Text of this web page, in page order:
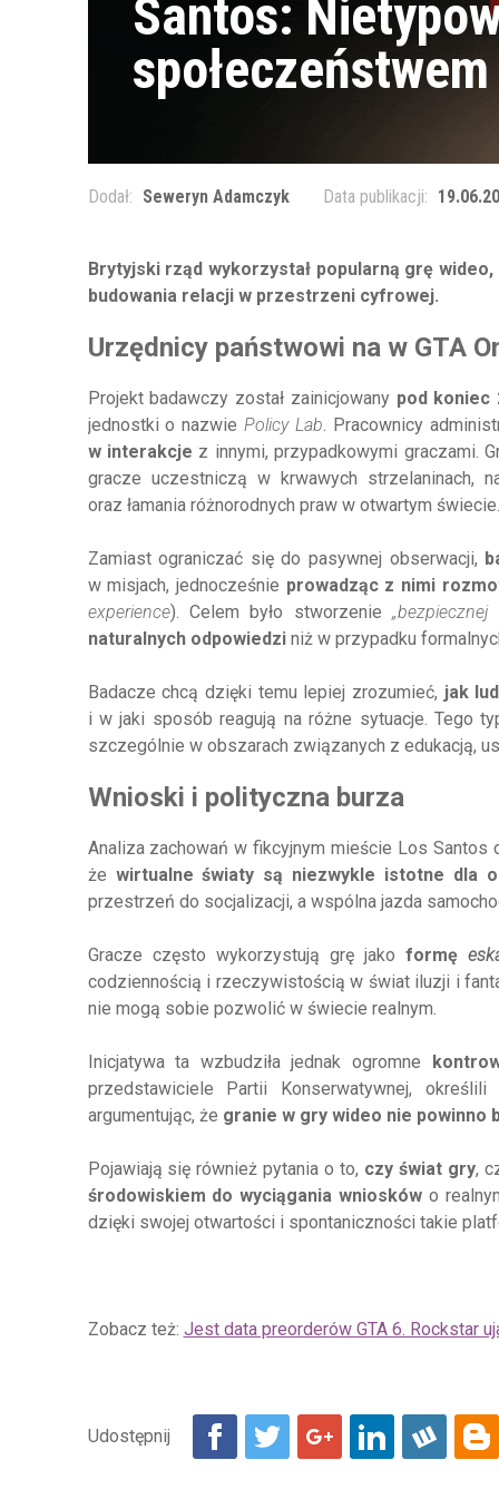
Santos:
społeczeństwem
Dodał: Seweryn Adamczyk Data publikacji:
Brytyjski rząd wykorzystał popularną grę
budowania relacji w przestrzeni cyfrowej.
Urzędnicy państwowi na w GTA
Projekt badawczy został zainicjowany pod koniec
jednostki o nazwiePolicy Lab. Pracownicy
w interakcje z innymi, przypadkowymi graczami.
gracze uczestniczą w krwawych strzelaninach,
oraz łamania różnorodnych praw w otwartym świecie.
Zamiast ograniczać się do pasywnej obserwacji,
w misjach, jednocześnie prowadząc z nimi
experience). Celem było stworzenie„bezpiecznej
naturalnych odpowiedziniż w przypadku
Badacze chcą dzięki temu lepiej zrozumieć, jak
i w jaki sposób reagują na różne sytuacje. Tego
szczególnie w obszarach związanych z edukacją,
Wnioski i polityczna burza
Analiza zachowań w fikcyjnym mieście Los Santos
że wirtualne światy są niezwykle istotne dla
przestrzeń do socjalizacji, a wspólna jazda
Gracze często wykorzystują grę jako formę
codziennością i rzeczywistością w świat iluzji i
nie mogą sobie pozwolić w świecie realnym.
Inicjatywa ta wzbudziła jednak ogromne
przedstawiciele Partii Konserwatywnej,
argumentując, że granie w gry wideo nie powinno
Pojawiają się również pytania o to, czy świat gry,
środowiskiem do wyciągania wniosków o
dzięki swojej otwartości i spontaniczności takie
Zobacz też: Jest data preorderów GTA 6. Rockstar